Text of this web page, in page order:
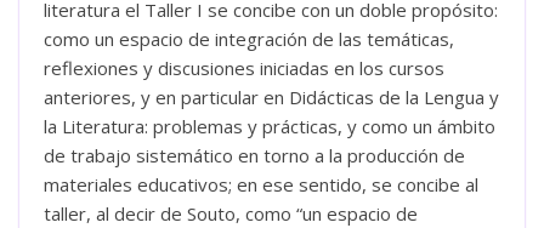
literatura el Taller I se concibe con un doble propósito:
como un espacio de integración de las temáticas,
reflexiones y discusiones iniciadas en los cursos
anteriores, y en particular en Didácticas de la Lengua y
la Literatura: problemas y prácticas, y como un ámbito
de trabajo sistemático en torno a la producción de
materiales educativos; en ese sentido, se concibe al
taller, al decir de Souto, como “un espacio de